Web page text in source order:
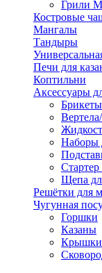
Грили
Костровые
Мангалы
Тандыры
Печи для
Коптильни
Аксессуары
Наборы
Стартер
Щепа
Решётки для
Чугунная
Горшки
Казаны
Крышки